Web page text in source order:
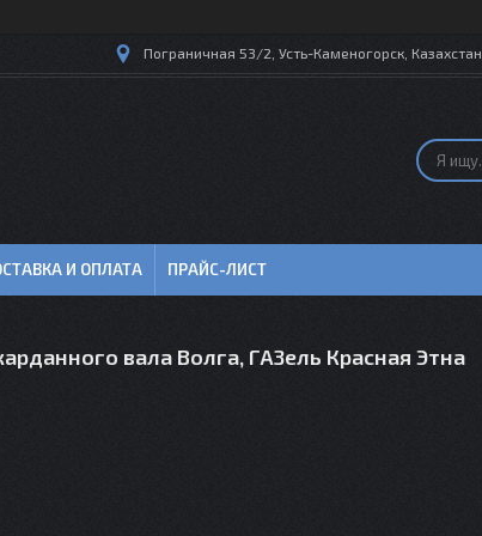
Пограничная 53/2, Усть-Каменогорск, Казахстан
И ОПЛАТА ПРАЙС-ЛИСТ
вала Волга, ГАЗель Красная Этна